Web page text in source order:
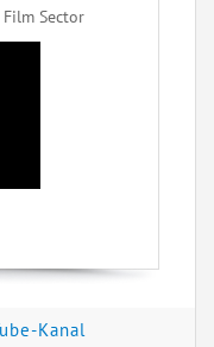
Sector
Kanal